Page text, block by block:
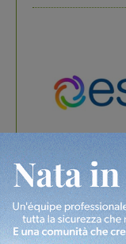
In vetrina 3
Estra Notizie
studenti
debutta il